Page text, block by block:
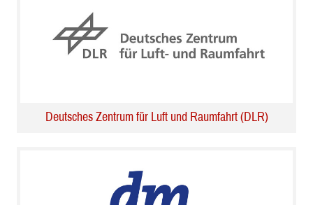
Deutsches Zentrum für Luft und Raumfahrt (DLR)